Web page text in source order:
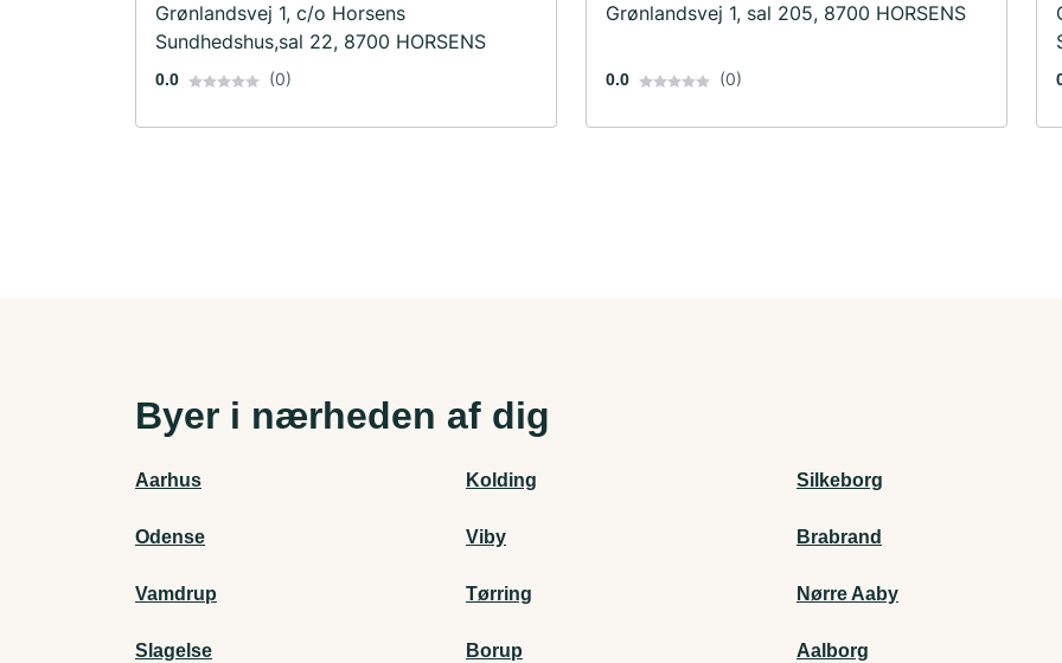
Grønlandsvej 1, c/o Horsens
Sundhedshus,sal 22, 8700 HORSENS
0.0 (0)
Grønlandsvej 1, sal 205, 8700 HORSENS
0.0 (0)
Byer i nærheden af dig
Aarhus Kolding Silkeborg
Odense Viby Brabrand
Vamdrup Tørring Nørre Aaby
Slagelse Borup Aalborg